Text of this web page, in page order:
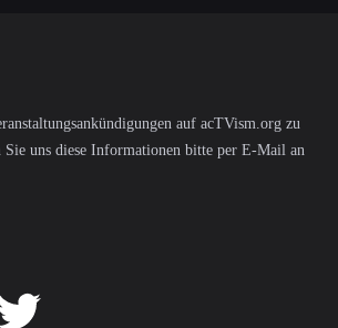
auf acTVism.org zu
Sie uns diese Informationen bitte per E-Mail an